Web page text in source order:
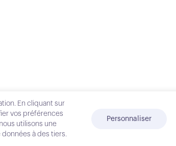
En cliquant sur
vos préférences
utilisons une
à des tiers.
Personnaliser